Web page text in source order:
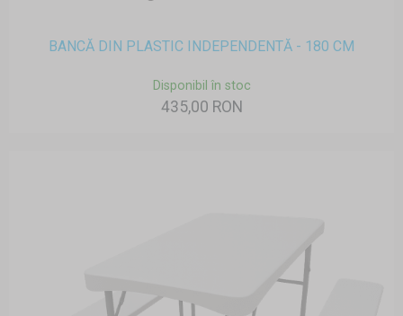
BANCĂ DIN PLASTIC INDEPENDENTĂ - 180 CM
Disponibil în stoc
435,00 RON